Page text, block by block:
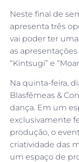
Neste final de
apresenta três
vai poder ter
as apresentações
“Kintsugi” e
Na quinta-feira,
Blasfêmeas &
dança. Em um
exclusivamente
produção, o
criatividade das
um espaço de